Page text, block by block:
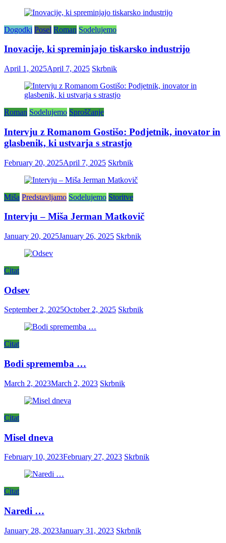
Dogodki Posel Roman Sodelujemo
Inovacije, ki spreminjajo tiskarsko industrijo
April 1, 2025April 7, 2025 Skrbnik
Roman Sodelujemo Sproščanje
Intervju z Romanom Gostišo: Podjetnik, inovator in
glasbenik, ki ustvarja s strastjo
February 20, 2025April 7, 2025 Skrbnik
Miša Predstavljamo Sodelujemo Storitve
Intervju – Miša Jerman Matkovič
January 20, 2025January 26, 2025 Skrbnik
Citat
Odsev
September 2, 2025October 2, 2025 Skrbnik
Citat
Bodi sprememba …
March 2, 2023March 2, 2023 Skrbnik
Citat
Misel dneva
February 10, 2023February 27, 2023 Skrbnik
Citat
Naredi …
January 28, 2023January 31, 2023 Skrbnik